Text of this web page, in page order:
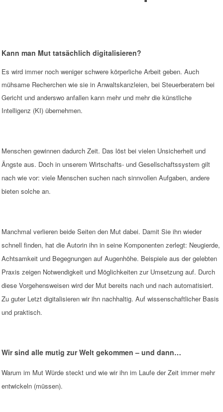
Kann man Mut tatsächlich digitalisieren?
Es wird immer noch weniger schwere körperliche Arbeit geben. Auch
mühsame Recherchen wie sie in Anwaltskanzleien, bei Steuerberatern bei
Gericht und anderswo anfallen kann mehr und mehr die künstliche
Intelligenz (KI) übernehmen.
Menschen gewinnen dadurch Zeit. Das löst bei vielen Unsicherheit und
Ängste aus. Doch in unserem Wirtschafts- und Gesellschaftssystem gilt
nach wie vor: viele Menschen suchen nach sinnvollen Aufgaben, andere
bieten solche an.
Manchmal verlieren beide Seiten den Mut dabei. Damit Sie ihn wieder
schnell finden, hat die Autorin ihn in seine Komponenten zerlegt: Neugierde,
Achtsamkeit und Begegnungen auf Augenhöhe. Beispiele aus der gelebten
Praxis zeigen Notwendigkeit und Möglichkeiten zur Umsetzung auf. Durch
diese Vorgehensweisen wird der Mut bereits nach und nach automatisiert.
Zu guter Letzt digitalisieren wir ihn nachhaltig. Auf wissenschaftlicher Basis
und praktisch.
Wir sind alle mutig zur Welt gekommen – und dann…
Warum im Mut Würde steckt und wie wir ihn im Laufe der Zeit immer mehr
entwickeln (müssen).